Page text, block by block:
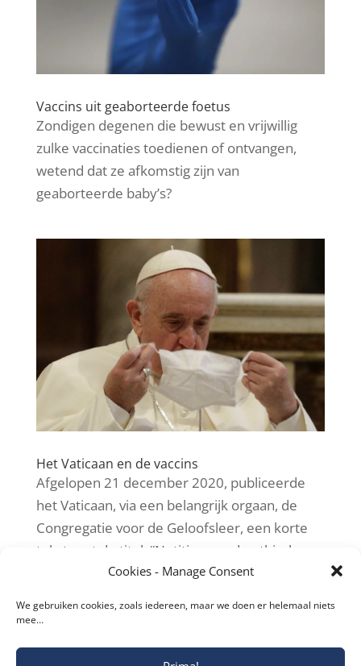
Cookies - Manage Consent
We gebruiken cookies, zoals iedereen, maar we doen er helemaal niets
mee…
Vaccins uit geaborteerde foetus
Zondigen degenen die bewust en vrijwillig
zulke vaccinaties toedienen of ontvangen,
wetend dat ze afkomstig zijn van
geaborteerde baby’s?
Het Vaticaan en de vaccins
Afgelopen 21 december 2020, publiceerde
het Vaticaan, via een belangrijk orgaan, de
Congregatie voor de Geloofsleer, een korte
tekst met de titel: “Notitie over de ethische
aspecten van het gebruik van enkele anti-